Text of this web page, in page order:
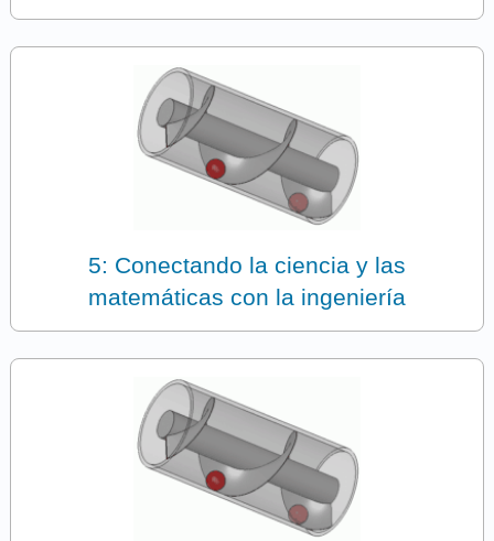
5: Conectando la ciencia y las
matemáticas con la ingeniería